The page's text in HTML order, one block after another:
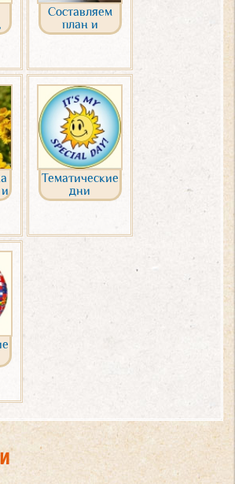
Составляем
план и
расписание
Тематические
дни